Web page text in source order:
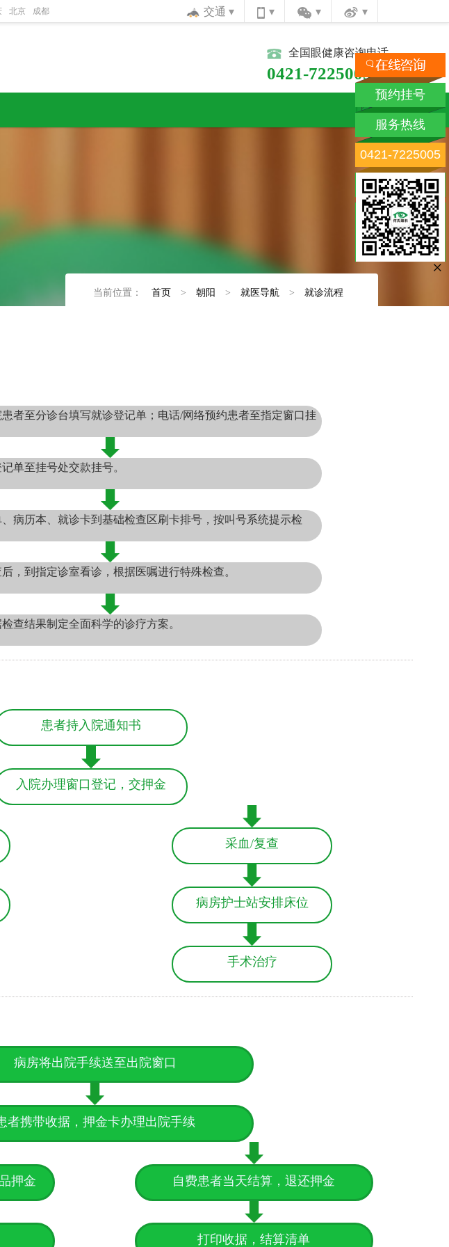
北京 成都 交通
全国眼健康咨询电话
0421-7225005
当前位置： 首页 > 朝阳 > 就医导航 > 就诊流程
者至分诊台填写就诊登记单；电话/网络预约患者至指定窗口挂
单至挂号处交款挂号。
病历本、就诊卡到基础检查区刷卡排号，按叫号系统提示检
，到指定诊室看诊，根据医嘱进行特殊检查。
查结果制定全面科学的诊疗方案。
患者持入院通知书
入院办理窗口登记，交押金
采血/复查
病房护士站安排床位
手术治疗
病房将出院手续送至出院窗口
者携带收据，押金卡办理出院手续
押金 自费患者当天结算，退还押金
打印收据，结算清单
预约挂号
服务热线
0421-7225005
×